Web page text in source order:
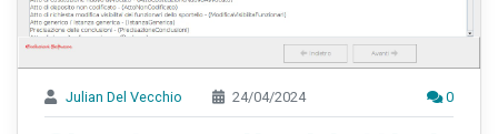
Julian Del Vecchio 24/04/2024 0